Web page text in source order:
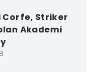
Corfe, Striker
Akademi